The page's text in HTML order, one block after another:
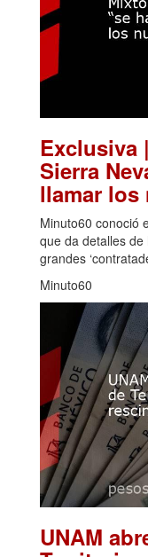
Exclusiva
Sierra
llamar los
Minuto60 conoció
que da detalles
grandes
Minuto60
UNAM